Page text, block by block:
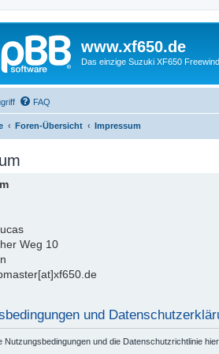
www.xf650.de
Das einzige Suzuki XF650
FAQ
Foren-Übersicht Impressum
Weg 10
und
Nutzungsbedingungen und die Datenschutzrichtlinie